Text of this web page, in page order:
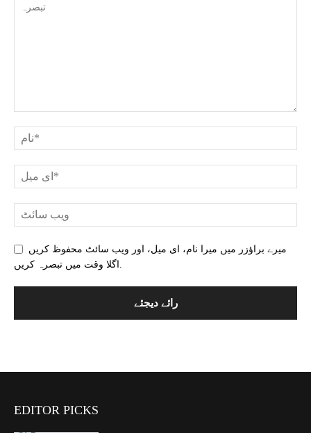
میرے براؤزر میں میرا نام، ای میل، اور ویب سائٹ محفوظ کریں
اگلا وقت میں تبصرہ کریں.
EDITOR PICKS